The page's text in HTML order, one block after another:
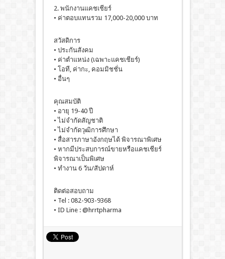
2. พนักงานแคชเชียร์
• ค่าตอบแทนรวม 17,000-20,000 บาท
สวัสดิการ
• ประกันสังคม
• ค่าตำแหน่ง (เฉพาะแคชเชียร์)
• โอที, ค่ากะ, คอมมิชชั่น
• อื่นๆ
คุณสมบัติ
• อายุ 19-40 ปี
• ไม่จำกัดสัญชาติ
• ไม่จำกัดวุฒิการศึกษา
• สื่อสารภาษาอังกฤษได้ พิจารณาพิเศษ
• หากมีประสบการณ์ขายหรือแคชเชียร์
พิจารณาเป็นพิเศษ
• ทำงาน 6 วัน/สัปดาห์
ติดต่อสอบถาม
• Tel : 082-903-9368
• ID Line : @hrrtpharma